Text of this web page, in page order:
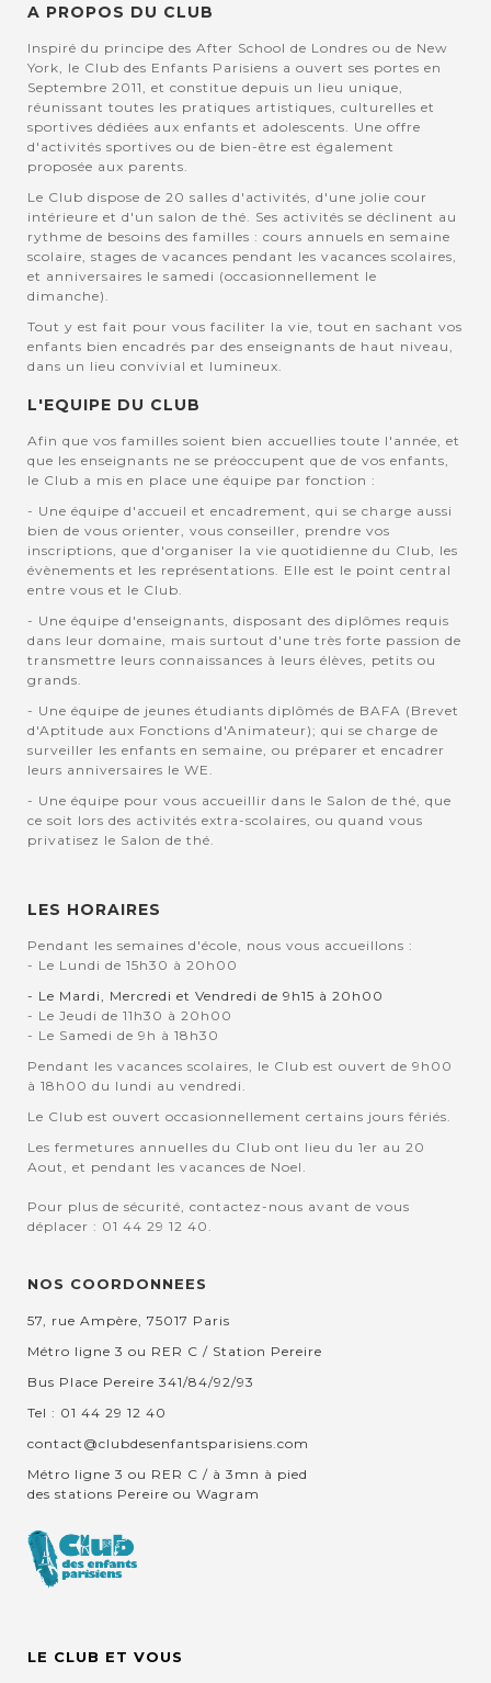
A PROPOS DU CLUB
Inspiré du principe des After School de Londres ou de New
York, le Club des Enfants Parisiens a ouvert ses portes en
Septembre 2011, et constitue depuis un lieu unique,
réunissant toutes les pratiques artistiques, culturelles et
sportives dédiées aux enfants et adolescents. Une offre
d'activités sportives ou de bien-être est également
proposée aux parents.
Le Club dispose de 20 salles d'activités, d'une jolie cour
intérieure et d'un salon de thé. Ses activités se déclinent au
rythme de besoins des familles : cours annuels en semaine
scolaire, stages de vacances pendant les vacances scolaires,
et anniversaires le samedi (occasionnellement le
dimanche).
Tout y est fait pour vous faciliter la vie, tout en sachant vos
enfants bien encadrés par des enseignants de haut niveau,
dans un lieu convivial et lumineux.
L'EQUIPE DU CLUB
Afin que vos familles soient bien accuellies toute l'année, et
que les enseignants ne se préoccupent que de vos enfants,
le Club a mis en place une équipe par fonction :
- Une équipe d'accueil et encadrement, qui se charge aussi
bien de vous orienter, vous conseiller, prendre vos
inscriptions, que d'organiser la vie quotidienne du Club, les
évènements et les représentations. Elle est le point central
entre vous et le Club.
- Une équipe d'enseignants, disposant des diplômes requis
dans leur domaine, mais surtout d'une très forte passion de
transmettre leurs connaissances à leurs élèves, petits ou
grands.
- Une équipe de jeunes étudiants diplômés de BAFA (Brevet
d'Aptitude aux Fonctions d'Animateur); qui se charge de
surveiller les enfants en semaine, ou préparer et encadrer
leurs anniversaires le WE.
- Une équipe pour vous accueillir dans le Salon de thé, que
ce soit lors des activités extra-scolaires, ou quand vous
privatisez le Salon de thé.
LES HORAIRES
Pendant les semaines d'école, nous vous accueillons :
- Le Lundi de 15h30 à 20h00
- Le Mardi, Mercredi et Vendredi de 9h15 à 20h00
- Le Jeudi de 11h30 à 20h00
- Le Samedi de 9h à 18h30
Pendant les vacances scolaires, le Club est ouvert de 9h00
à 18h00 du lundi au vendredi.
Le Club est ouvert occasionnellement certains jours fériés.
Les fermetures annuelles du Club ont lieu du 1er au 20
Aout, et pendant les vacances de Noel.
Pour plus de sécurité, contactez-nous avant de vous
déplacer : 01 44 29 12 40.
NOS COORDONNEES
57, rue Ampère, 75017 Paris
Métro ligne 3 ou RER C / Station Pereire
Bus Place Pereire 341/84/92/93
Tel : 01 44 29 12 40
contact@clubdesenfantsparisiens.com
Métro ligne 3 ou RER C / à 3mn à pied
des stations Pereire ou Wagram
LE CLUB ET VOUS